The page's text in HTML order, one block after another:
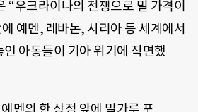
“우크라이나의 전쟁으로 밀 가격이
예멘, 레바논, 시리아 등 세계에서
아동들이 기아 위기에 직면했